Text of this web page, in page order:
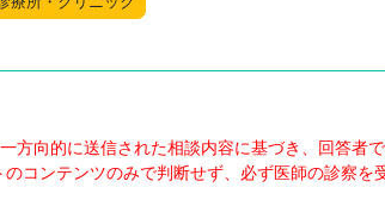
方向的に送信された相談内容に基づき、回答者
コンテンツのみで判断せず、必ず医師の診察を